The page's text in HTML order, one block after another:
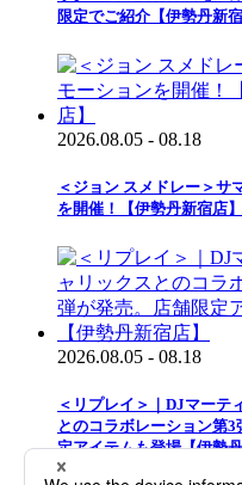
限定でご紹介【伊勢丹新宿
2026.08.05 - 08.18
＜ジョン スメドレー＞サ
を開催！【伊勢丹新宿店】
2026.08.05 - 08.18
＜リプレイ＞｜DJマーテ
とのコラボレーション第
定アイテムも登場【伊勢